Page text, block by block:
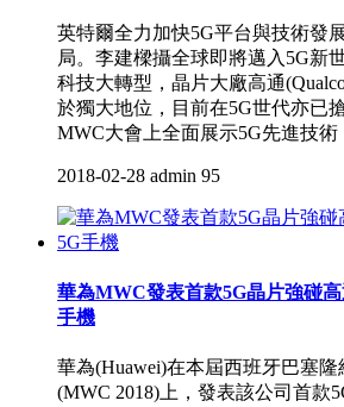
英特爾全力加快5G平台與技術發
局。李建樑攝全球即將邁入5G新
科技大轉型，晶片大廠高通
於獨大地位，目前在5G世代亦已
MWC大會上全面展示5G先進技術
2018-02-28 admin 95
華為MWC發表首款5G晶片強碰
手機
華為(Huawei)在本屆西班牙巴塞
(MWC 2018)上，發表該公司首款